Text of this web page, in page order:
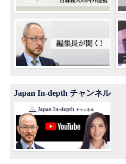
Japan In-depth チャンネル